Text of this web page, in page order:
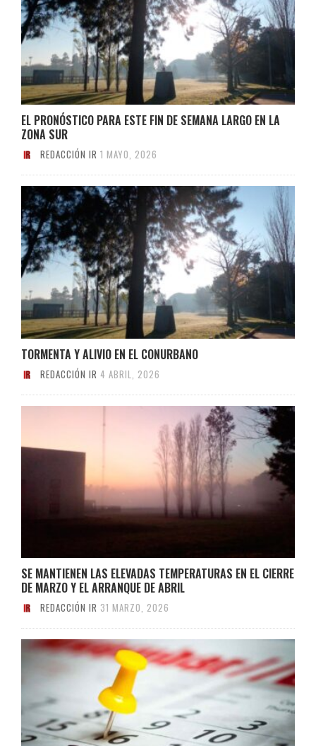
EL PRONÓSTICO PARA ESTE FIN DE SEMANA LARGO EN LA
ZONA SUR
REDACCIÓN IR 1 MAYO, 2026
TORMENTA Y ALIVIO EN EL CONURBANO
REDACCIÓN IR 4 ABRIL, 2026
SE MANTIENEN LAS ELEVADAS TEMPERATURAS EN EL CIERRE
DE MARZO Y EL ARRANQUE DE ABRIL
REDACCIÓN IR 31 MARZO, 2026